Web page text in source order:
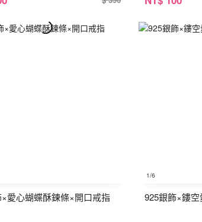
愛心蝴蝶酥鍊條×開口戒指
1/6
925銀飾×鏤